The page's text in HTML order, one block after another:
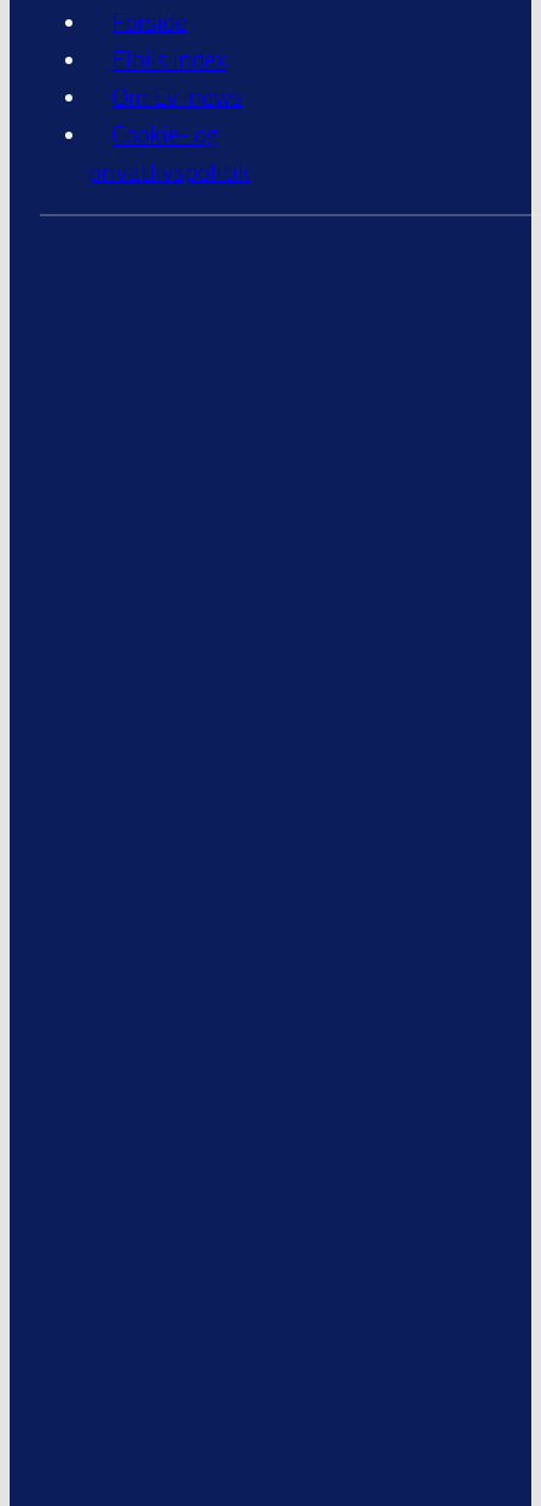
Forside
Elbils index
Om Ev-news
Cookie- og
privatlivspolitik